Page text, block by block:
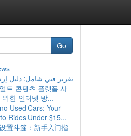
Go
تقرير فني شامل: دليل
트 콘텐츠 플랫폼 사
위한 인터넷 방...
Used Cars: Your
Rides Under $15...
置斗篷：新手入门指